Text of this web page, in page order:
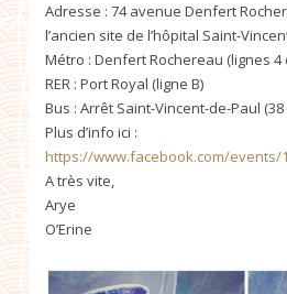
Adresse : 74 avenue Denfert
l’ancien site de l’hôpital Saint-
Métro : Denfert Rochereau (lignes 4
RER : Port Royal (ligne B)
Bus : Arrêt Saint-Vincent-de-Paul (38
Plus d’info ici :
https://www.facebook.com/events/
A très vite,
Arye
O’Erine